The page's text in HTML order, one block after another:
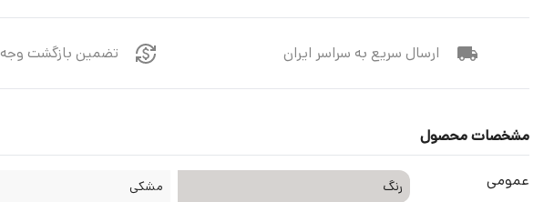
ارسال سریع به سراسر ایران تضمین بازگشت وجه
مشخصات محصول
عمومی رنگ مشکی